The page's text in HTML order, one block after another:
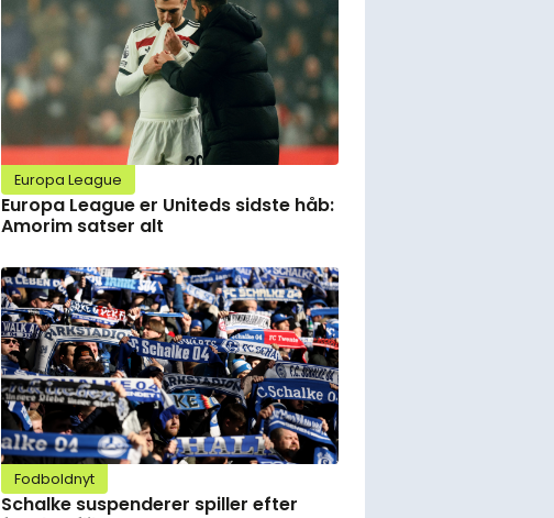
Europa League
Europa League er Uniteds sidste håb:
Amorim satser alt
Fodboldnyt
Schalke suspenderer spiller efter